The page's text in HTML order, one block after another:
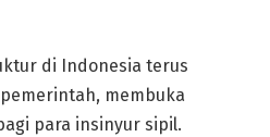
di Indonesia terus
membuka
para insinyur sipil.